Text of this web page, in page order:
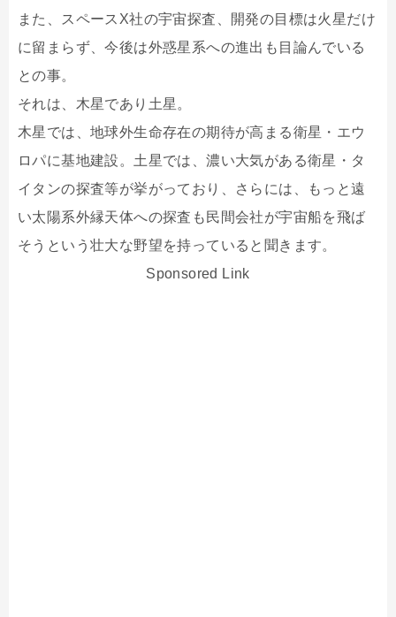
また、スペースX社の宇宙探査、開発の目標は火星だけ
に留まらず、今後は外惑星系への進出も目論んでいる
との事。
それは、木星であり土星。
木星では、地球外生命存在の期待が高まる衛星・エウ
ロパに基地建設。土星では、濃い大気がある衛星・タ
イタンの探査等が挙がっており、さらには、もっと遠
い太陽系外縁天体への探査も民間会社が宇宙船を飛ば
そうという壮大な野望を持っていると聞きます。
Sponsored Link